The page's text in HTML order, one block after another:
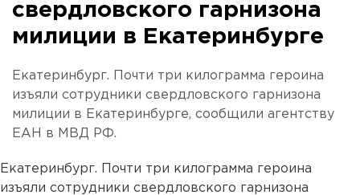
свердловского гарнизона
милиции в Екатеринбурге
Екатеринбург. Почти три килограмма героина
изъяли сотрудники свердловского гарнизона
милиции в Екатеринбурге, сообщили агентству
ЕАН в МВД РФ.
Екатеринбург. Почти три килограмма героина
изъяли сотрудники свердловского гарнизона